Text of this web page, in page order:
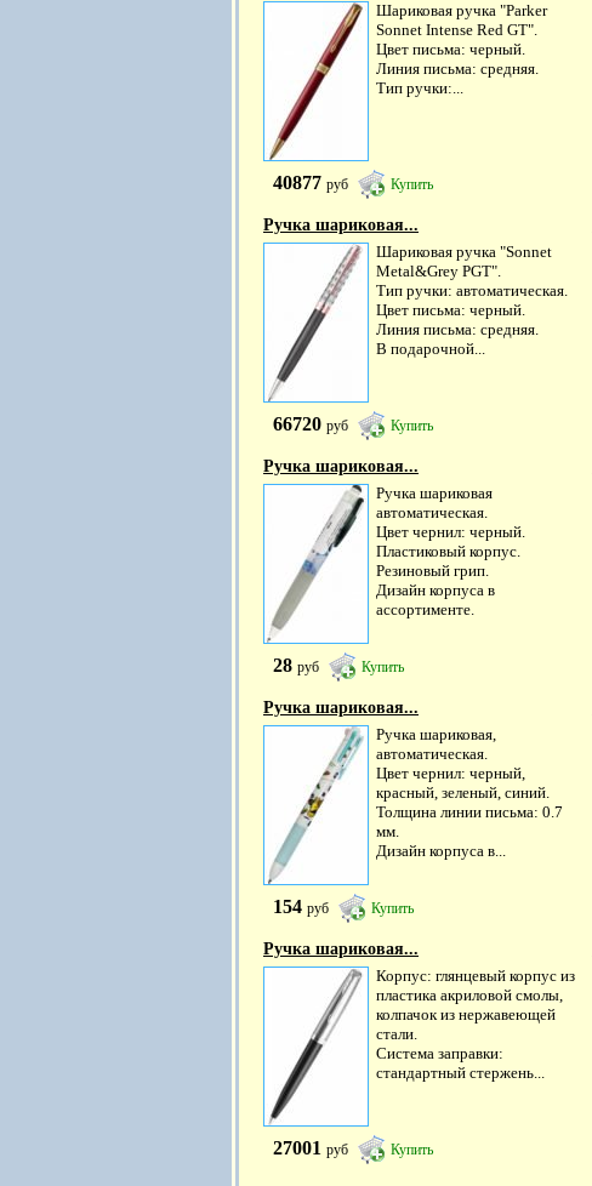
Шариковая ручка "Parker
Sonnet Intense Red GT".
Цвет письма: черный.
Линия письма: средняя.
Тип ручки:...
40877 руб Купить
Ручка шариковая...
Шариковая ручка "Sonnet
Metal&Grey PGT".
Тип ручки: автоматическая.
Цвет письма: черный.
Линия письма: средняя.
В подарочной...
66720 руб Купить
Ручка шариковая...
Ручка шариковая
автоматическая.
Цвет чернил: черный.
Пластиковый корпус.
Резиновый грип.
Дизайн корпуса в
ассортименте.
28 руб Купить
Ручка шариковая...
Ручка шариковая,
автоматическая.
Цвет чернил: черный,
красный, зеленый, синий.
Толщина линии письма: 0.7
мм.
Дизайн корпуса в...
154 руб Купить
Ручка шариковая...
Корпус: глянцевый корпус из
пластика акриловой смолы,
колпачок из нержавеющей
стали.
Система заправки:
стандартный стержень...
27001 руб Купить